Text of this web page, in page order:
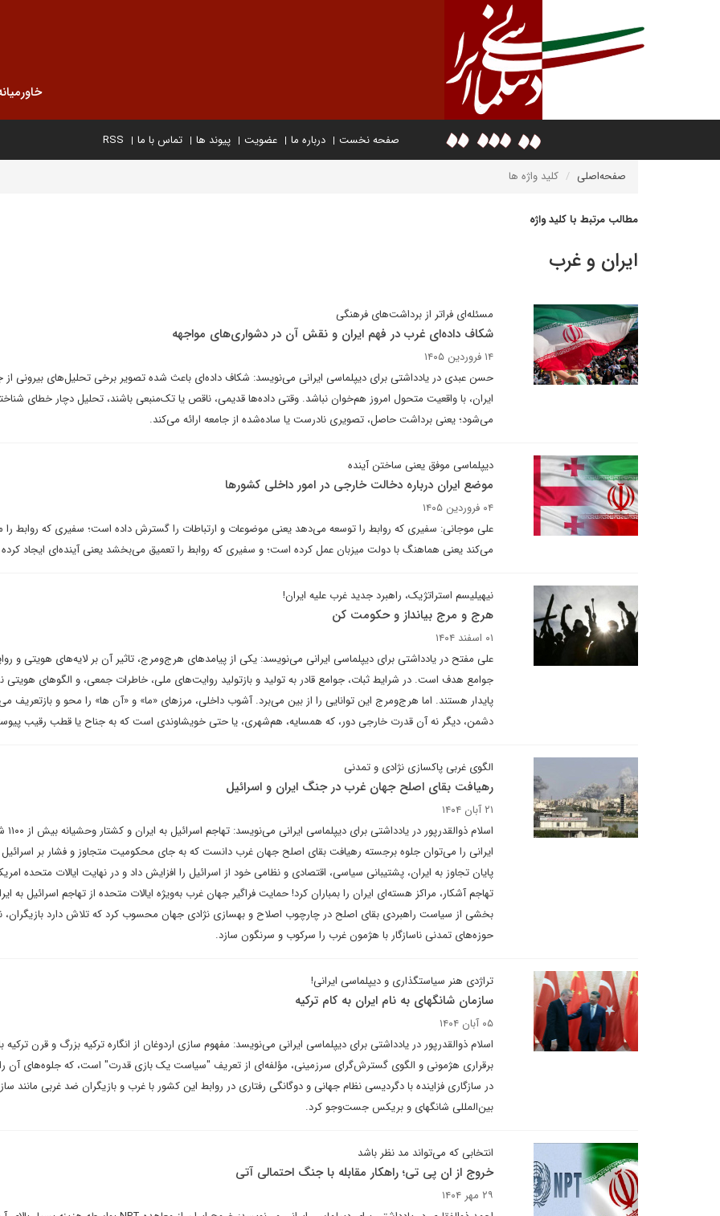
صفحه نخست درباره ما عضویت پیوند ها تماس با ما RSS
صفحه‌اصلی کلید واژه ها
مطالب مرتبط با کلید واژه
ایران و غرب
مسئله‌ای فراتر از برداشت‌های فرهنگی
شکاف داده‌ای غرب در فهم ایران و نقش آن در دشواری‌های مواجهه
۱۴ فروردین ۱۴۰۵
حسن عبدی در یادداشتی برای دیپلماسی ایرانی می‌نویسد: شکاف داده‌ای باعث شده تصویر برخی تحلیل‌های بیرونی از
ایران، با واقعیت متحول امروز هم‌خوان نباشد. وقتی داده‌ها قدیمی، ناقص یا تک‌منبعی باشند، تحلیل دچار خطای
می‌شود؛ یعنی برداشت حاصل، تصویری نادرست یا ساده‌شده از جامعه ارائه می‌کند.
دیپلماسی موفق یعنی ساختن آینده
موضع ایران درباره دخالت خارجی در امور داخلی کشورها
۰۴ فروردین ۱۴۰۵
علی موجانی: سفیری که روابط را توسعه می‌دهد یعنی موضوعات و ارتباطات را گسترش داده است؛ سفیری که روابط
می‌کند یعنی هماهنگ با دولت میزبان عمل کرده است؛ و سفیری که روابط را تعمیق می‌بخشد یعنی آینده‌ای ایجاد
نیهیلیسم استراتژیک، راهبرد جدید غرب علیه ایران!
هرج و مرج بیانداز و حکومت کن
۰۱ اسفند ۱۴۰۴
علی مفتح در یادداشتی برای دیپلماسی ایرانی می‌نویسد: یکی از پیامدهای هرج‌ومرج، تاثیر آن بر لایه‌های هویتی و
جوامع هدف است. در شرایط ثبات، جوامع قادر به تولید و بازتولید روایت‌های ملی، خاطرات جمعی، و الگوهای هویتی
پایدار هستند. اما هرج‌ومرج این توانایی را از بین می‌برد. آشوب داخلی، مرزهای «ما» و «آن ها» را محو و بازتعریف
دشمن، دیگر نه آن قدرت خارجی دور، که همسایه، هم‌شهری، یا حتی خویشاوندی است که به جناح یا قطب رقیب
الگوی غربی پاکسازی نژادی و تمدنی
رهیافت بقای اصلح جهان غرب در جنگ ایران و اسرائیل
۲۱ آبان ۱۴۰۴
اسلام
ایرانی را می‌توان جلوه برجسته رهیافت بقای اصلح جهان غرب دانست که به جای محکومیت متجاوز و فشار بر اسرائیل
پایان تجاوز به ایران، پشتیبانی سیاسی، اقتصادی و نظامی خود از اسرائیل را افزایش داد و در نهایت ایالات متحده
تهاجم آشکار، مراکز هسته‌ای ایران را بمباران کرد! حمایت فراگیر جهان غرب به‌ویژه ایالات متحده از تهاجم اسرائیل به
بخشی از سیاست راهبردی بقای اصلح در چارچوب اصلاح و بهسازی نژادی جهان محسوب کرد که تلاش دارد بازیگران،
حوزه‌های تمدنی ناسازگار با هژمون غرب را سرکوب و سرنگون سازد.
تراژدی هنر سیاستگذاری و دیپلماسی ایرانی!
سازمان شانگهای به نام ایران به کام ترکیه
۰۵ آبان ۱۴۰۴
اسلام ذوالقدرپور در یادداشتی برای دیپلماسی ایرانی می‌نویسد: مفهوم سازی اردوغان از انگاره ترکیه بزرگ و قرن ترکیه
برقراری هژمونی و الگوی گسترش‌گرای سرزمینی، مؤلفه‌ای از تعریف "سیاست یک بازی قدرت" است، که جلوه‌های آن
در سازگاری فزاینده با دگردیسی نظام جهانی و دوگانگی رفتاری در روابط این کشور با غرب و بازیگران ضد غربی مانند
بین‌المللی شانگهای و بریکس جست‌وجو کرد.
انتخابی که می‌تواند مد نظر باشد
خروج از ان پی تی؛ راهکار مقابله با جنگ احتمالی آتی
۲۹ مهر ۱۴۰۴